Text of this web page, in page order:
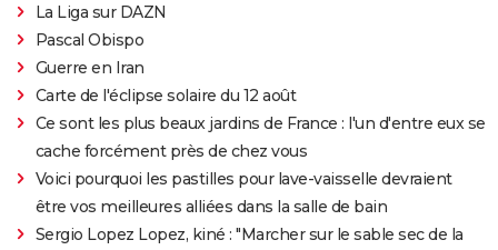
La Liga sur DAZN
Pascal Obispo
Guerre en Iran
Carte de l'éclipse solaire du 12 août
Ce sont les plus beaux jardins de France : l'un d'entre eux se
cache forcément près de chez vous
Voici pourquoi les pastilles pour lave-vaisselle devraient
être vos meilleures alliées dans la salle de bain
Sergio Lopez Lopez, kiné : "Marcher sur le sable sec de la